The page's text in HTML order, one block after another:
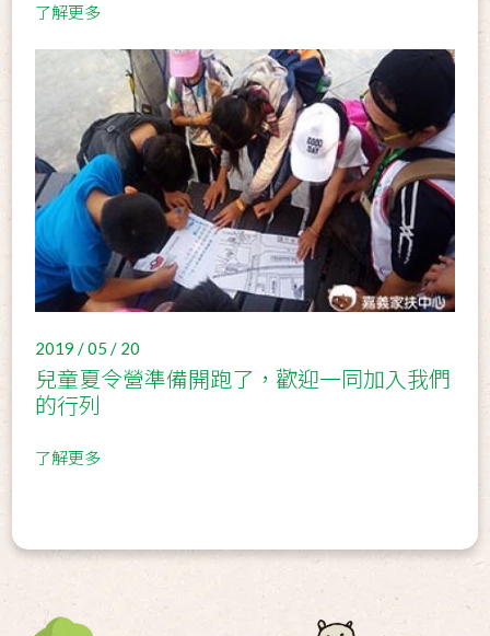
了解更多
2019 / 05 / 20
兒童夏令營準備開跑了，歡迎一同加入我們
的行列
了解更多